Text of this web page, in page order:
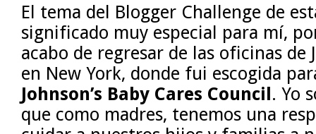
El tema del Blogger Challenge de
significado muy especial para mí,
acabo de regresar de las oficinas de
en New York, donde fui escogida
Johnson’s Baby Cares Council. Yo
que como madres, tenemos una